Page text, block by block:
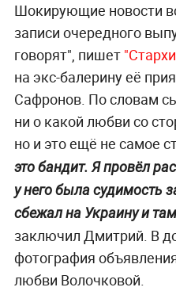
Шокирующие новости
записи очередного
говорят", пишет
на экс-балерину её
Сафронов. По словам
ни о какой любви со
но и это ещё не самое
это бандит. Я провёл
у него была судимость
сбежал на Украину и
заключил Дмитрий. В
фотография
любви Волочковой.